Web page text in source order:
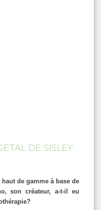
DE SISLEY
de gamme à base de
son créateur, a-t-il eu